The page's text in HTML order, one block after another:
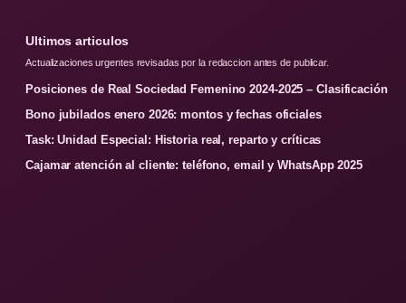
Ultimos articulos
Actualizaciones urgentes revisadas por la redaccion antes de publicar.
Posiciones de Real Sociedad Femenino 2024-2025 – Clasificación
Bono jubilados enero 2026: montos y fechas oficiales
Task: Unidad Especial: Historia real, reparto y críticas
Cajamar atención al cliente: teléfono, email y WhatsApp 2025